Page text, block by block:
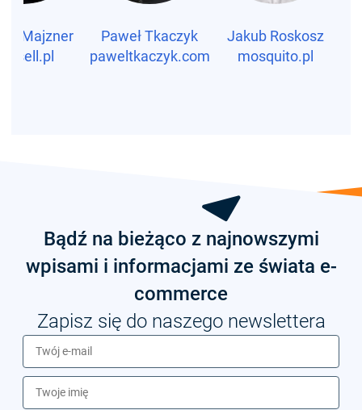
Majzner
Paweł Tkaczyk
paweltkaczyk.com
Jakub Roskosz
mosquito.pl
Bądź na bieżąco z najnowszymi
wpisami i informacjami ze świata e-
commerce
Zapisz się do naszego newslettera